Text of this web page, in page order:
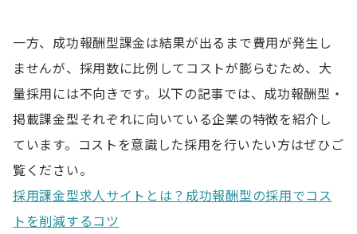
一方、成功報酬型課金は結果が出るまで費用が発生し
ませんが、採用数に比例してコストが膨らむため、大
量採用には不向きです。以下の記事では、成功報酬型・
掲載課金型それぞれに向いている企業の特徴を紹介し
ています。コストを意識した採用を行いたい方はぜひご
覧ください。
採用課金型求人サイトとは？成功報酬型の採用でコス
トを削減するコツ